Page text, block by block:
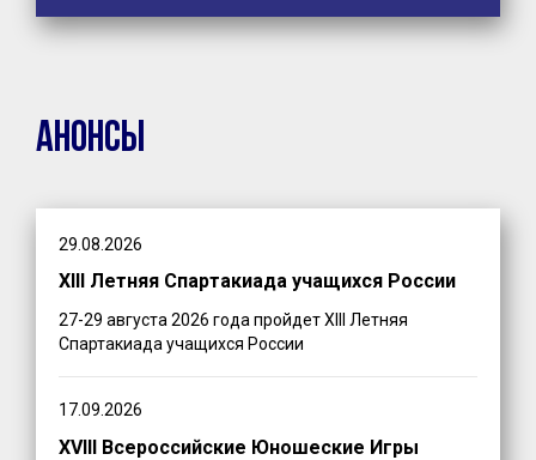
Анонсы
29.08.2026
XIII Летняя Спартакиада учащихся России
27-29 августа 2026 года пройдет XIII Летняя
Спартакиада учащихся России
17.09.2026
XVIII Всероссийские Юношеские Игры